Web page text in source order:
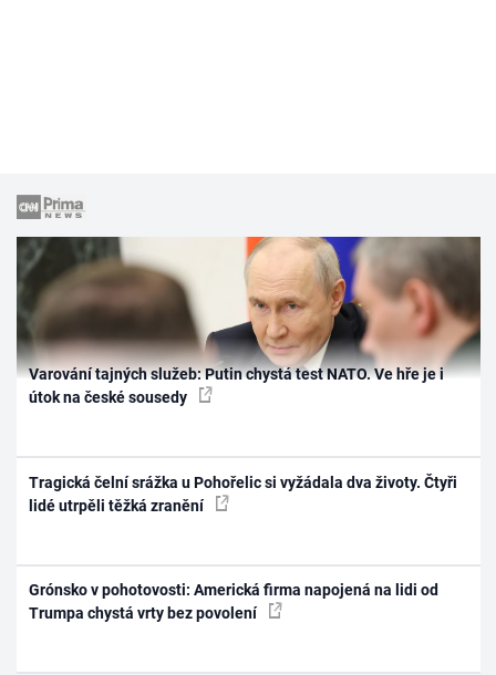
Varování tajných služeb: Putin chystá test NATO. Ve hře je i
útok na české sousedy
Tragická čelní srážka u Pohořelic si vyžádala dva životy. Čtyři
lidé utrpěli těžká zranění
Grónsko v pohotovosti: Americká firma napojená na lidi od
Trumpa chystá vrty bez povolení